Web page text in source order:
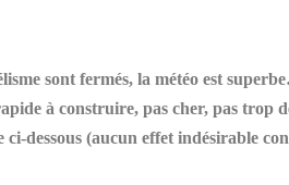
sont fermés, la météo est
à construire, pas cher, pas trop
ci-dessous (aucun effet indésirable